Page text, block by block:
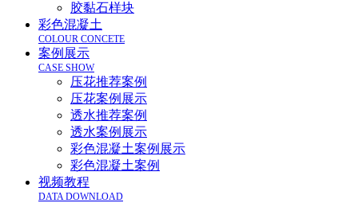
胶黏石样块
彩色混凝土
COLOUR CONCETE
案例展示
CASE SHOW
压花推荐案例
压花案例展示
透水推荐案例
透水案例展示
彩色混凝土案例展示
彩色混凝土案例
视频教程
DATA DOWNLOAD